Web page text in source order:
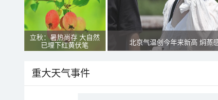
立秋：暑热尚存 大自然
已埋下红黄伏笔
北京气温创今年来新高 焖蒸
重大天气事件